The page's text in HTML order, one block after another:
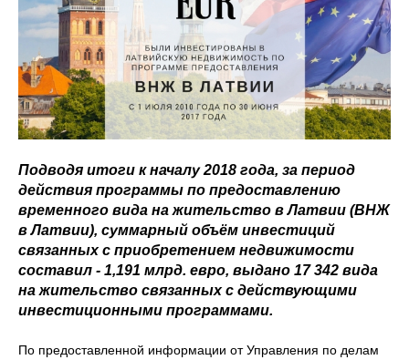
Подводя итоги к началу 2018 года, за период
действия программы по предоставлению
временного вида на жительство в Латвии (ВНЖ
в Латвии), суммарный объём инвестиций
связанных с приобретением недвижимости
составил - 1,191 млрд. евро, выдано 17 342 вида
на жительство связанных с действующими
инвестиционными программами.
По предоставленной информации от Управления по делам